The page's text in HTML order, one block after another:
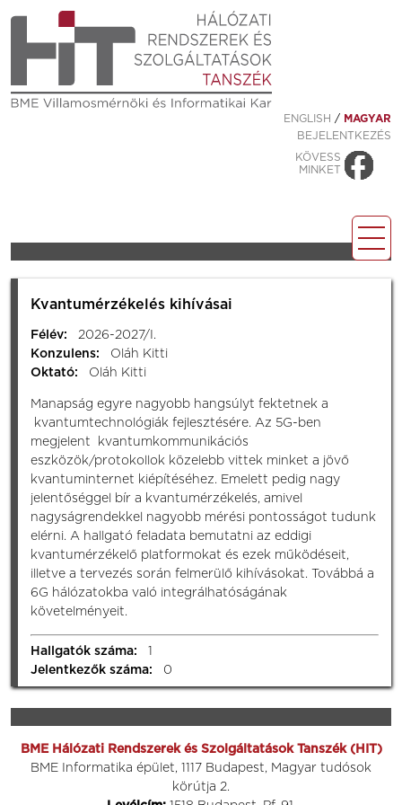
ENGLISH / MAGYAR
BEJELENTKEZÉS
KÖVESS
MINKET
Kvantumérzékelés kihívásai
Félév:
2026-2027/I.
Konzulens:
Oláh Kitti
Oktató:
Oláh Kitti
Manapság egyre nagyobb hangsúlyt fektetnek a
kvantumtechnológiák fejlesztésére. Az 5G-ben
megjelent kvantumkommunikációs
eszközök/protokollok közelebb vittek minket a jövő
kvantuminternet kiépítéséhez. Emelett pedig nagy
jelentőséggel bír a kvantumérzékelés, amivel
nagyságrendekkel nagyobb mérési pontosságot tudunk
elérni. A hallgató feladata bemutatni az eddigi
kvantumérzékelő platformokat és ezek működéseit,
illetve a tervezés során felmerülő kihívásokat. Továbbá a
6G hálózatokba való integrálhatóságának
követelményeit.
Hallgatók száma:
1
Jelentkezők száma:
0
BME Hálózati Rendszerek és Szolgáltatások Tanszék (HIT)
BME Informatika épület, 1117 Budapest, Magyar tudósok
körútja 2.